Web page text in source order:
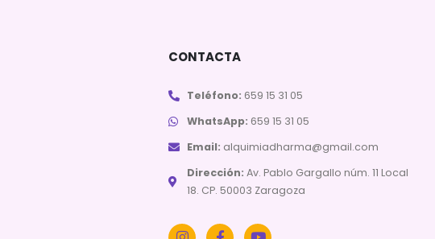
CONTACTA
Teléfono: 659 15 31 05
WhatsApp: 659 15 31 05
Email: alquimiadharma@gmail.com
Dirección: Av. Pablo Gargallo núm. 11 Local
18. CP. 50003 Zaragoza